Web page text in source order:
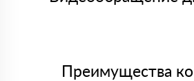
Преимущества